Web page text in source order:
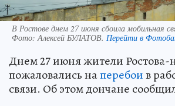
В Ростове днем 27 июня сбоила мобильная
Фото:Алексей БУЛАТОВ. Перейти в
Днем 27 июня жители
пожаловались наперебоив
связи. Об этом дончане